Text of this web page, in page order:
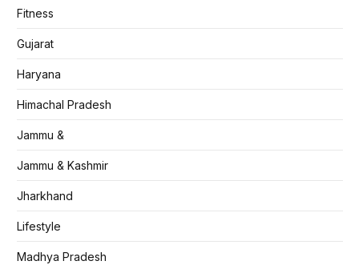
Fitness
Gujarat
Haryana
Himachal Pradesh
Jammu &
Jammu & Kashmir
Jharkhand
Lifestyle
Madhya Pradesh